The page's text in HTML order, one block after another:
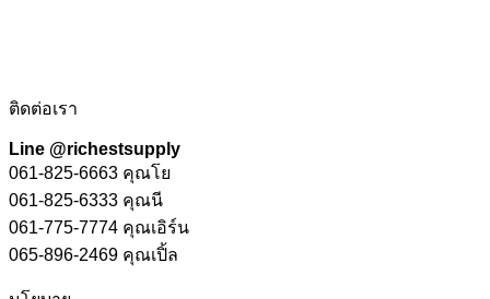
ติดต่อเรา
Line @richestsupply
061-825-6663 คุณโย
061-825-6333 คุณนี
061-775-7774 คุณเอิร์น
065-896-2469 คุณเปิ้ล